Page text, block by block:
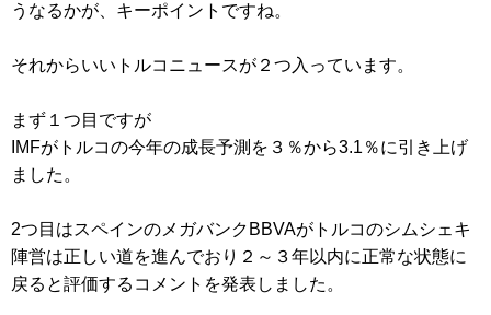
うなるかが、キーポイントですね。
それからいいトルコニュースが２つ入っています。
まず１つ目ですが
IMFがトルコの今年の成長予測を３％から3.1％に引き上げ
ました。
2つ目はスペインのメガバンクBBVAがトルコのシムシェキ
陣営は正しい道を進んでおり２～３年以内に正常な状態に
戻ると評価するコメントを発表しました。